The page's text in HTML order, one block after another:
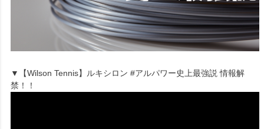
▼【Wilson Tennis】ルキシロン #アルパワー史上最強説 情報解
禁！！